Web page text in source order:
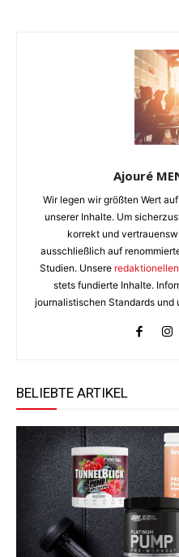
Ajouré
Wir legen wir größten Wert
unserer Inhalte. Um
korrekt und
ausschließlich auf
Studien. Unsere
stets fundierte Inhalte.
journalistischen Standards und
BELIEBTE ARTIKEL